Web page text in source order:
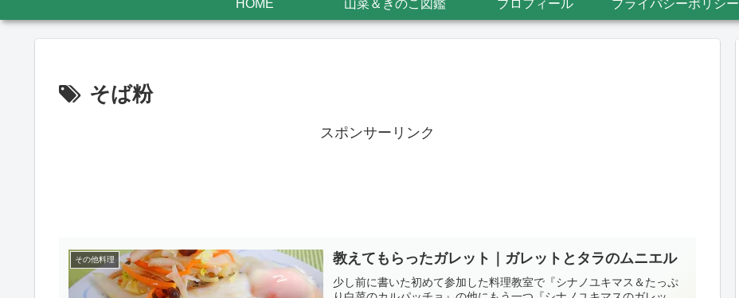
HOME 山菜＆きのこ図鑑 プロフィール プライバシーポリシー
そば粉
スポンサーリンク
その他料理 教えてもらったガレット｜ガレットとタラのムニエル
少し前に書いた初めて参加した料理教室で『シナノユキマス＆たっぷ